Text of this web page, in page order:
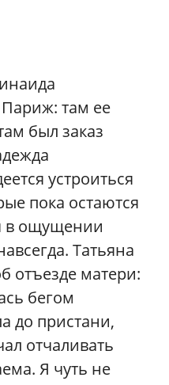
Париж: там ее
был заказ
устроиться
пока остаются
в ощущении
Татьяна
отъезде матери:
бегом
до пристани,
отчаливать
Я чуть не